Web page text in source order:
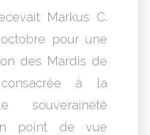
Markus C.
pour une
des Mardis de
consacrée à la
souveraineté
point de vue